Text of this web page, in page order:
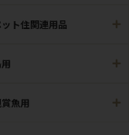
ット住関連用品
魚用